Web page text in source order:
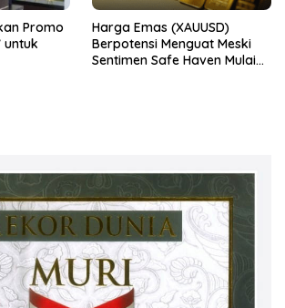
Promo
untuk
Harga Emas (XAUUSD)
Berpotensi Menguat Meski
Sentimen Safe Haven Mulai